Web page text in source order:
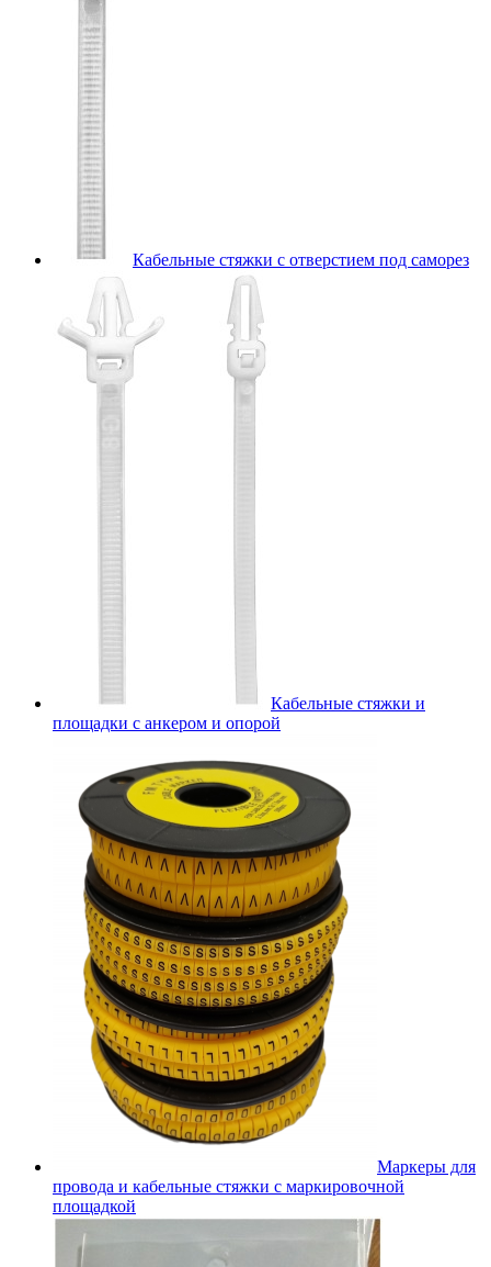
Кабельные стяжки с отверстием под саморез
Кабельные стяжки и
площадки с анкером и опорой
Маркеры для
провода и кабельные стяжки с маркировочной
площадкой